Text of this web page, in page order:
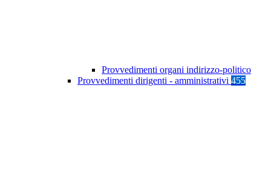
Provvedimenti organi indirizzo-politico
Provvedimenti dirigenti - amministrativi 455